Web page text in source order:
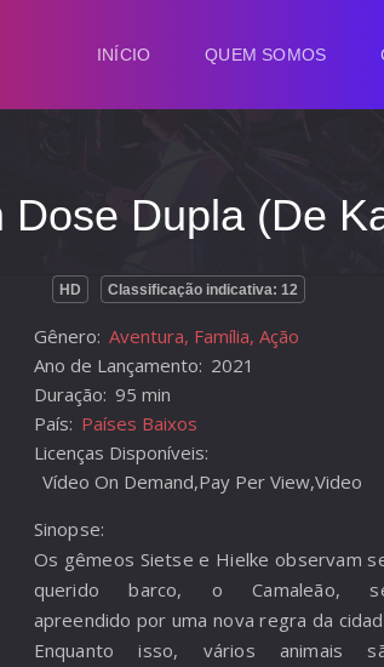
INÍCIO QUEM SOMOS
Dose Dupla (De
HD Classificação indicativa: 12
Gênero: Aventura, Família, Ação
Ano de Lançamento: 2021
Duração: 95 min
País: Países Baixos
Licenças Disponíveis:
Vídeo On Demand,Pay Per View,Video
Sinopse:
Os gêmeos Sietse e Hielke observam
querido barco, o Camaleão,
apreendido por uma nova regra da
Enquanto isso, vários animais